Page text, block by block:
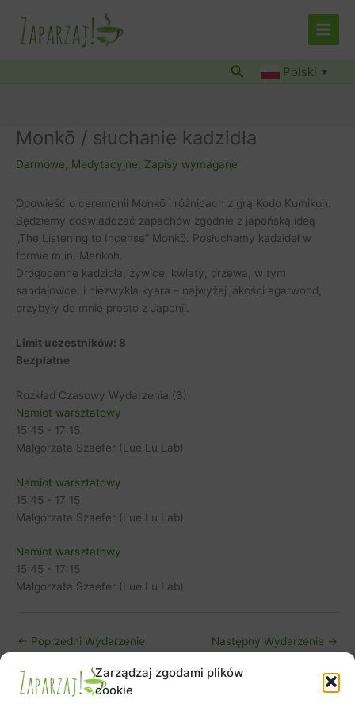
Zarządzaj zgodami plików
cookie
treści
Szukaj Polski ▼
Monkō / słuchanie kadzidła
Darmowe, Medytacyjne, Zapisy wymagane
Opowieść o ceremonii Monkō i różnicach z grą Kodo Kumikoh.
Będziemy doświadczać zapachów zgodnie z japońską ideą
„The Listening to Incense” Monkō. Posłuchamy kadzideł w
formie m.in. Merikoh.
Drogocenne kadzidła, żywice, kwiaty, drzewa, w tym
sandałowce, i niezwykła kyara – najwyżej jakości agarwood,
przybyły do mnie prosto z Japonii.
Limit uczestników: 8
Bezpłatne
Rozkład Czasowy Wydarzenia (3)
Namiot warsztatowy
15:45
17:15
Małgorzata Szaefer (Lue Lu Lab)
Namiot warsztatowy
15:45
17:15
Małgorzata Szaefer (Lue Lu Lab)
Namiot warsztatowy
15:45
17:15
Małgorzata Szaefer (Lue Lu Lab)
← Poprzedni Wydarzenie Następny Wydarzenie →